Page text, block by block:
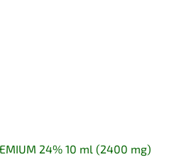
24% 10 ml (2400 mg)